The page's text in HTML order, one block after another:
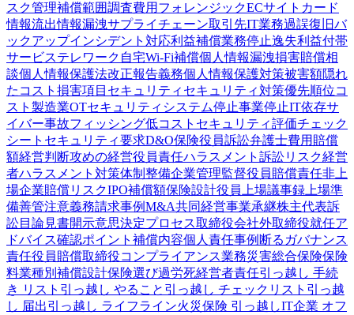
スク管理補償範囲調査費用 フォレンジックECサイト カード
情報流出情報漏洩サプライチェーン取引先IT業務過誤復旧バ
ックアップインシデント対応利益補償業務停止逸失利益付帯
サービステレワーク 自宅Wi-Fi補償個人情報漏洩損害賠償相
談個人情報保護法改正報告義務個人情報保護対策被害額隠れ
たコスト 損害項目 セキュリティ セキュリティ対策優先順位コ
スト 製造業OTセキュリティ システム停止事業停止IT依存サ
イバー事故フィッシング低コスト セキュリティ評価チェック
シート セキュリティ要求D&O保険役員訴訟弁護士費用 賠償
額経営判断攻めの経営役員責任ハラスメント 訴訟リスク経営
者ハラスメント対策体制整備企業管理監督役員賠償責任非上
場企業賠償リスクIPO補償額保険設計役員 上場議事録 上場準
備善管注意義務請求事例M&A共同経営事業承継株主代表訴
訟目論見書開示意思決定プロセス取締役会社外取締役就任ア
ドバイス確認ポイント 補償内容個人責任事例 断る ガバナンス
責任役員賠償取締役コンプライアンス業務災害総合保険保険
料業種別 補償設計保険選び過労死経営者責任引っ越し 手続
き リスト 引っ越し やること 引っ越し チェックリスト 引っ越
し 届出引っ越し ライフライン火災保険 引っ越しIT企業 オフ